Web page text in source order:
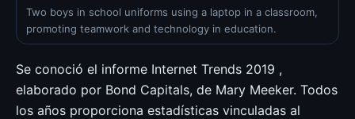
Two boys in school uniforms using a laptop in a classroom,
promoting teamwork and technology in education.
Se conoció el informe Internet Trends 2019 ,
elaborado por Bond Capitals, de Mary Meeker. Todos
los años proporciona estadísticas vinculadas al